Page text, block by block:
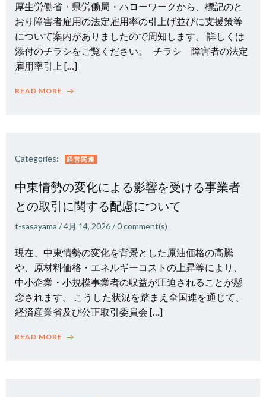
厚生労働省・県労働局・ハローワークから、標記のと
おり障害者雇用の法定雇用率の引上げ並びに支援策等
について案内がありましたので周知します。 詳しくは
添付のチラシをご覧ください。 チラシ 障害者の法定
雇用率引上 […]
READ MORE
Categories: 経営関連
中東情勢の変化による影響を受ける事業者
との取引に関する配慮について
t-sasayama /4月 14, 2026/0comment(s)
現在、中東情勢の変化を背景とした原油価格の高騰
や、原材料価格・エネルギーコストの上昇等により、
中小企業・小規模事業者の収益が圧迫されることが懸
念されます。 こうした状況を踏まえ全国連を通じて、
経済産業省及び公正取引委員会 […]
READ MORE